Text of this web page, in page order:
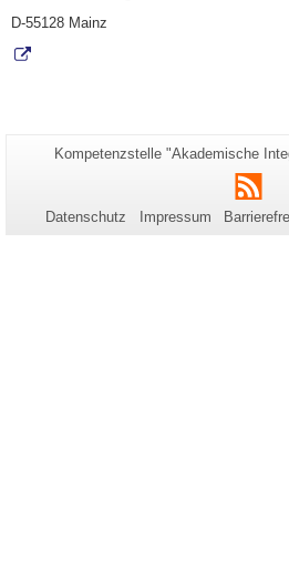
D-55128 Mainz
zu
Seiten-
Kompetenzstelle "Akademische
RSS
Datenschutz Impressum